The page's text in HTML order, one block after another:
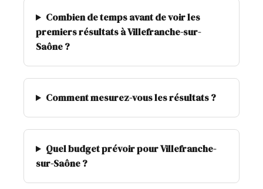
Combien de temps avant de voir les
premiers résultats à Villefranche-sur-
Saône ?
Comment mesurez-vous les résultats ?
Quel budget prévoir pour Villefranche-
sur-Saône ?